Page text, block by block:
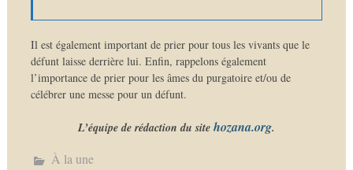
Il est également important de prier pour tous les vivants que le
défunt laisse derrière lui. Enfin, rappelons également
l’importance de prier pour les âmes du purgatoire et/ou de
célébrer une messe pour un défunt.
L’équipe de rédaction du sitehozana.org.
À la une